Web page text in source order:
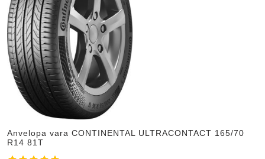
Anvelopa vara CONTINENTAL ULTRACONTACT 165/70
R14 81T